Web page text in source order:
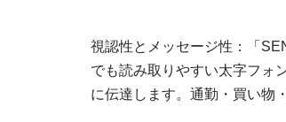
視認性とメッセージ性：「
でも読み取りやすい太字フォ
に伝達します。通勤・買い物